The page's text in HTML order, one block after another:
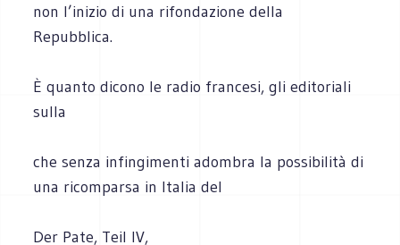
non l’inizio di una rifondazione della
Repubblica.
È quanto dicono le radio francesi, gli editoriali
sulla
che senza infingimenti adombra la possibilità di
una ricomparsa in Italia del
Der Pate, Teil IV,